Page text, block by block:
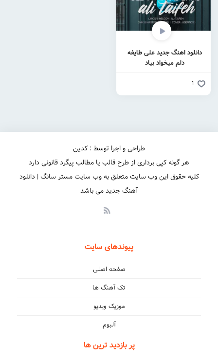
دانلود اهنگ جدید علی طایفه
دلم میخواد بیاد
1
طراحی و اجرا توسط : کدین
هر گونه کپی برداری از طرح قالب یا مطالب پیگرد قانونی دارد
کلیه حقوق این وب سایت متعلق به وب سایت مستر سانگ | دانلود
آهنگ جدید می باشد
پیوندهای سایت
صفحه اصلی
تک آهنگ ها
موزیک ویدیو
آلبوم
پر بازدید ترین ها